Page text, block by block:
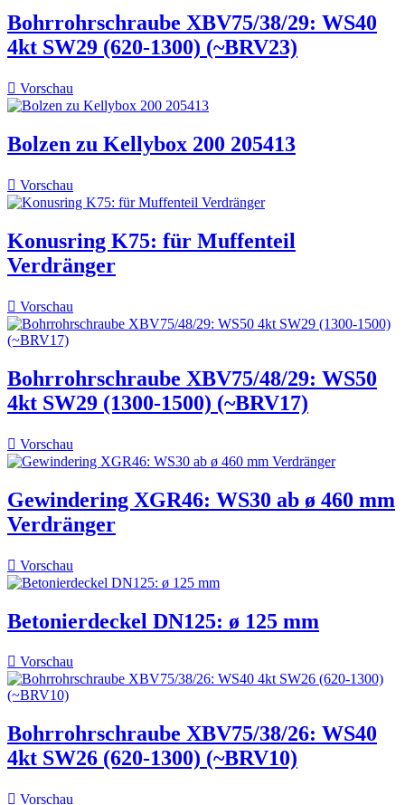
Bohrrohrschraube XBV75/38/29: WS40
4kt SW29 (620-1300) (~BRV23)
 Vorschau
Bolzen zu Kellybox 200 205413
 Vorschau
Konusring K75: für Muffenteil
Verdränger
 Vorschau
Bohrrohrschraube XBV75/48/29: WS50
4kt SW29 (1300-1500) (~BRV17)
 Vorschau
Gewindering XGR46: WS30 ab ø 460 mm
Verdränger
 Vorschau
Betonierdeckel DN125: ø 125 mm
 Vorschau
Bohrrohrschraube XBV75/38/26: WS40
4kt SW26 (620-1300) (~BRV10)
 Vorschau